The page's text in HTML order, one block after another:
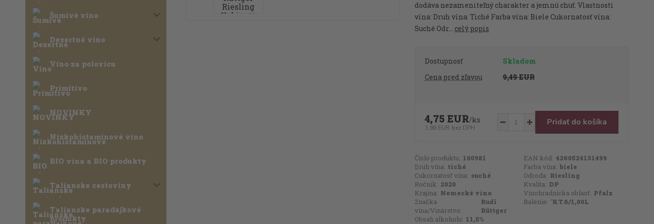
Šumivé víno
Dezertné víno
Víno za polovicu
Primitivo
NOVINKY
Nízkohistamínové víno
BIO vína a BIO produkty
Talianske cestoviny
Talianske paradajkové
produkty
dodáva nezameniteľný charakter a jemnú chuť. Vlastnosti
vína: Druh vína: Tiché Farba vína: Biele Cukornatosť vína:
Suché Odr... celý popis
Dostupnosť
Skladom
Cena pred zľavou
9,49 EUR
4,75 EUR/ks
3,86 EUR bez DPH
Pridať do košíka
Číslo produktu: 100981 EAN kód: 4260524131499
Druh vína: tiché Farba vína: biele
Cukornatosť vína: suché Odroda: Riesling
Ročník: 2020 Kvalita: DP
Krajina: Nemecké víno Vinohradnícka oblasť: Pfalz
Značka
vína/Vinárstvo:
Rudi
Rüttger
Balenie: 'KT.6/1,00L
Obsah alkoholu: 11,5%